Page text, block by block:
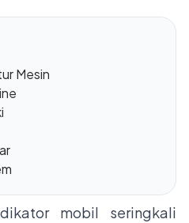
Mesin
mobil seringkali